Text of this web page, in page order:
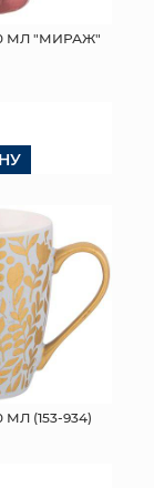
МЛ "МИРАЖ"
(153-934)